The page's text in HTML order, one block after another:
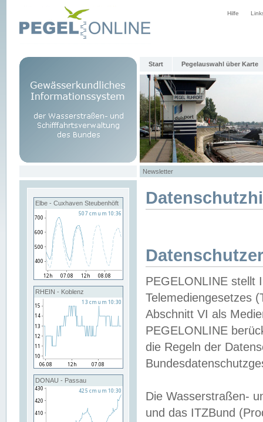
Hilfe
Start Pegelauswahl über Karte
Newsletter
Elbe - Cuxhaven Steubenhöft
RHEIN - Koblenz
DONAU - Passau
PEGELONLINE stellt
Telemediengesetzes
Abschnitt VI als
PEGELONLINE
die Regeln der
Die Wasserstraßen-
und das ITZBund